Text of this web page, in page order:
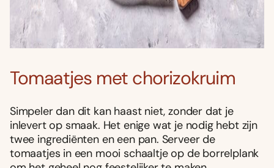
Tomaatjes met chorizokruim
Simpeler dan dit kan haast niet, zonder dat je
inlevert op smaak. Het enige wat je nodig hebt zijn
twee ingrediënten en een pan. Serveer de
tomaatjes in een mooi schaaltje op de borrelplank